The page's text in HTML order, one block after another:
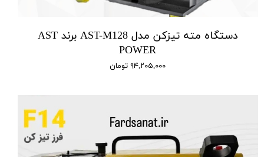
دستگاه مته تیزکن مدل AST-M128 برند AST
POWER
۹۴,۲۰۵,۰۰۰ تومان